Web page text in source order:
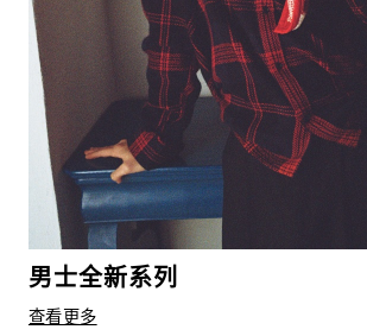
男士全新系列
查看更多